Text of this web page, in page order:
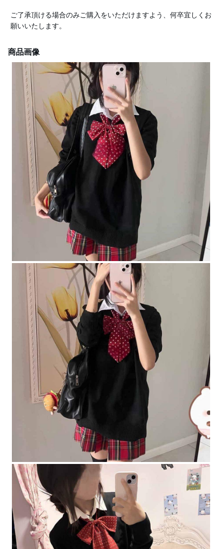
ご了承頂ける場合のみご購入をいただけますよう、何卒宜しくお
願いいたします。
商品画像